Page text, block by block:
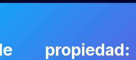
propiedad: